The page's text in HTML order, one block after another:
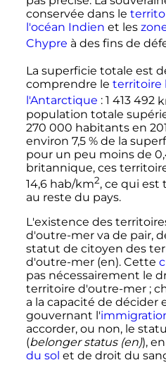
conservée dans le
l'océan Indien et les
Chypre à des fins de
La superficie totale est
comprendre le territoire
l'Antarctique : 1 413 492
population totale
270 000 habitantsen
environ 7,5 % de la
pour un peu moins de
britannique, ces
14,6 hab/km2, ce qui est
au reste du pays.
L'existence des
d'outre-mer va de pair,
statut de citoyen des
d'outre-mer (en). Cette
pas nécessairement le
territoire d'outre-mer ;
a la capacité de décider
gouvernant l'
accorder, ou non, le
(belonger status (en)),
du sol et de droit du